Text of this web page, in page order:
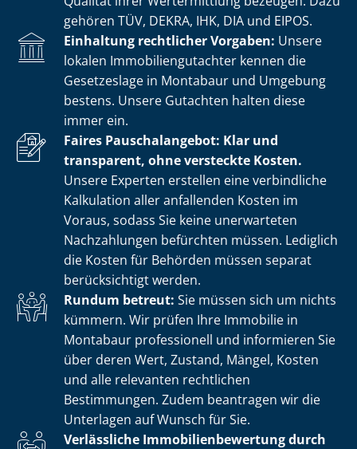
gehören TÜV, DEKRA, IHK, DIA und EIPOS.
Einhaltung rechtlicher Vorgaben: Unsere
lokalen Im­mo­bi­li­en­gut­ach­ter kennen die
Gesetzeslage in Montabaur und Umgebung
bestens. Unsere Gutachten halten diese
immer ein.
Faires Pauschalangebot: Klar und
transparent, ohne versteckte Kosten.
Unsere Experten erstellen eine verbindliche
Kalkulation aller anfallenden Kosten im
Voraus, sodass Sie keine unerwarteten
Nachzahlungen befürchten müssen. Lediglich
die Kosten für Behörden müssen separat
berücksichtigt werden.
Rundum betreut: Sie müssen sich um nichts
kümmern. Wir prüfen Ihre Immobilie in
Montabaur professionell und informieren Sie
über deren Wert, Zustand, Mängel, Kosten
und alle relevanten rechtlichen
Bestimmungen. Zudem beantragen wir die
Unterlagen auf Wunsch für Sie.
Verlässliche Im­mo­bi­li­en­be­wer­tung durch